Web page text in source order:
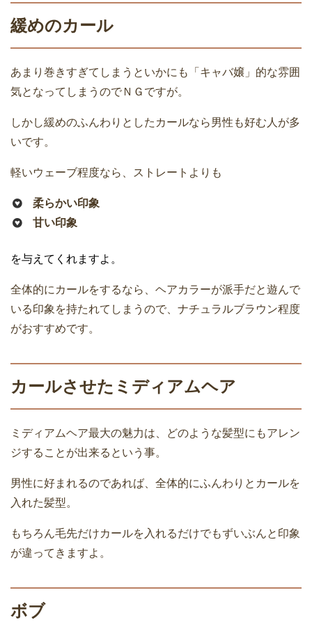
緩めのカール
あまり巻きすぎてしまうといかにも「キャバ嬢」的な雰囲
気となってしまうのでＮＧですが。
しかし緩めのふんわりとしたカールなら男性も好む人が多
いです。
軽いウェーブ程度なら、ストレートよりも
柔らかい印象
甘い印象
を与えてくれますよ。
全体的にカールをするなら、ヘアカラーが派手だと遊んで
いる印象を持たれてしまうので、ナチュラルブラウン程度
がおすすめです。
カールさせたミディアムヘア
ミディアムヘア最大の魅力は、どのような髪型にもアレン
ジすることが出来るという事。
男性に好まれるのであれば、全体的にふんわりとカールを
入れた髪型。
もちろん毛先だけカールを入れるだけでもずいぶんと印象
が違ってきますよ。
ボブ